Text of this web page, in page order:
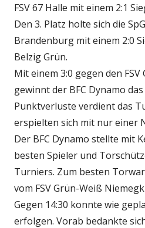
FSV 67 Halle mit einem 2:1
Den 3. Platz holte sich die
Brandenburg mit einem 2:0
Belzig Grün.
Mit einem 3:0 gegen den
gewinnt der BFC Dynamo
Punktverluste verdient das
erspielten sich mit nur einer
Der BFC Dynamo stellte mit
besten Spieler und
Turniers. Zum besten
vom FSV Grün-Weiß
Gegen 14:30 konnte wie
erfolgen. Vorab bedankte